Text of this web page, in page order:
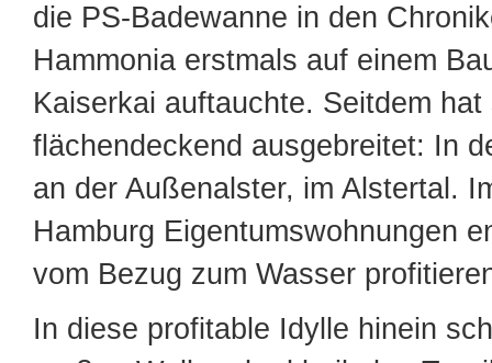
die PS-Badewanne in den
Hammonia erstmals auf einem
Kaiserkai auftauchte. Seitdem
flächendeckend ausgebreitet: In
an der Außenalster, im Alstertal.
Hamburg Eigentumswohnungen
vom Bezug zum Wasser
In diese profitable Idylle hinein